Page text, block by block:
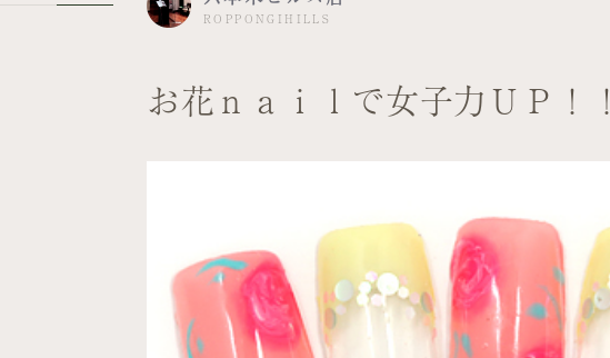
ROPPONGIHILLS
お花ｎａｉｌで女子力ＵＰ！！